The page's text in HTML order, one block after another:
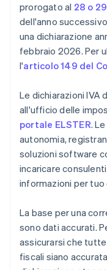
prorogato al 28 o
dell'anno
una dichiarazione
febbraio 2026. Per
l'articolo 149 del
Le dichiarazioni
all'ufficio delle
portale ELSTER.
autonomia,
soluzioni software
incaricare
informazioni per tuo
La base per una
sono dati accurati.
assicurarsi che
fiscali siano